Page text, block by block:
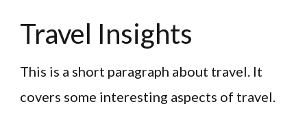
Travel Insights
This is a short paragraph about travel. It
covers some interesting aspects of travel.